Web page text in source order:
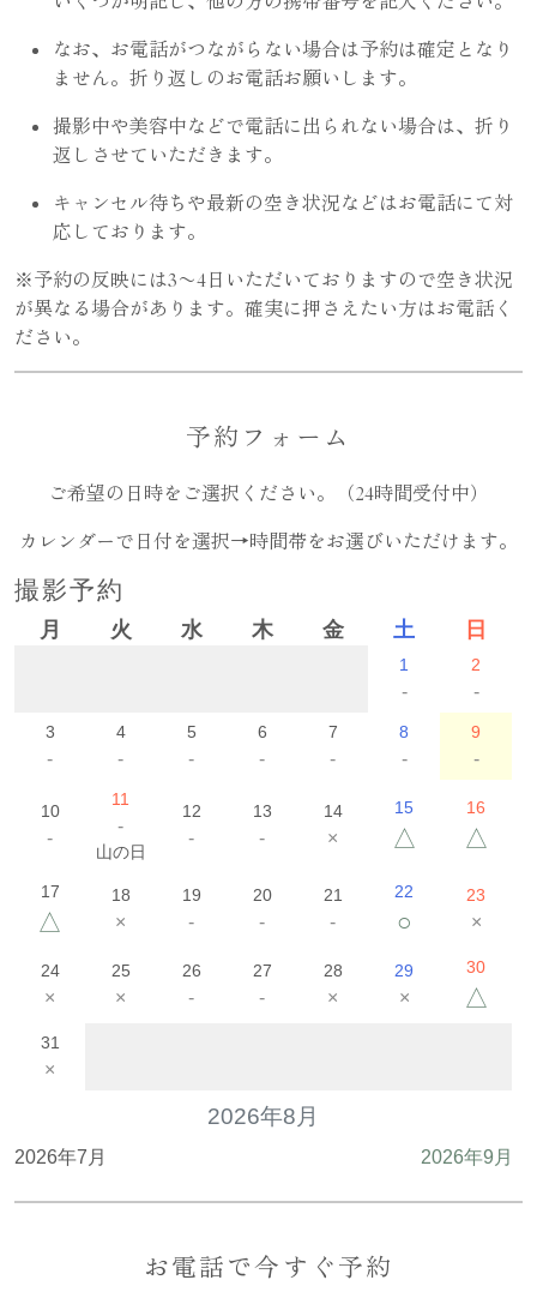
卒業袴
ドライフラワー
なお、お電話がつながらない場合は予約は確定となり
ません。折り返しのお電話お願いします。
撮影中や美容中などで電話に出られない場合は、折り
返しさせていただきます。
キャンセル待ちや最新の空き状況などはお電話にて対
応しております。
※予約の反映には3〜4日いただいておりますので空き状況
が異なる場合があります。確実に押さえたい方はお電話く
ださい。
予約フォーム
ご希望の日時をご選択ください。（24時間受付中）
カレンダーで日付を選択→時間帯をお選びいただけます。
撮影予約
2026年8月
月 火 水 木 金 土 日
1
-
2
-
3
-
4
-
5
-
6
-
7
-
8
-
9
-
10
-
11
-
山の日
12
-
13
-
14
×
15
△
16
△
17
△
18
×
19
-
20
-
21
-
22
○
23
×
24
×
25
×
26
-
27
-
28
×
29
×
30
△
31
×
2026年7月 2026年9月
お電話で今すぐ予約